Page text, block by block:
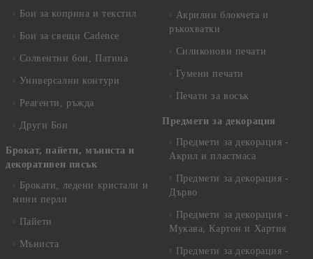
Бои за коприна и текстил
Бои за свещи Cadence
Солвентни бои, Патина
Универсални контури
Реагенти, ръжда
Други Бои
Брокат, пайети, мъниста и
декоративен пясък
Брокати, ледени кристали и
мини перли
Пайети
Мъниста
Акрилни блокчета и
ръкохватки
Силиконови печати
Гумени печати
Печати за восък
Предмети за декорация
Предмети за декорация -
Акрил и пластмаса
Предмети за декорация -
Дърво
Предмети за декорация -
Мукава, Картон и Хартия
Предмети за декорация -